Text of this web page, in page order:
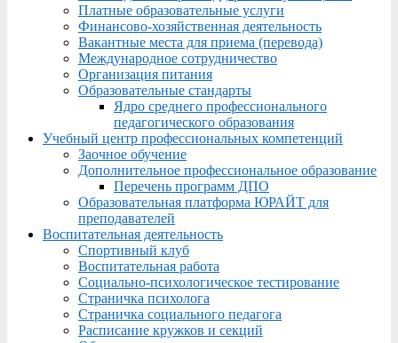
Платные образовательные услуги
Финансово-хозяйственная деятельность
Вакантные места для приема (перевода)
Международное сотрудничество
Организация питания
Образовательные стандарты
Ядро среднего профессионального
педагогического образования
Учебный центр профессиональных компетенций
Заочное обучение
Дополнительное профессиональное образование
Перечень программ ДПО
Образовательная платформа ЮРАЙТ для
преподавателей
Воспитательная деятельность
Спортивный клуб
Воспитательная работа
Социально-психологическое тестирование
Страничка психолога
Страничка социального педагога
Расписание кружков и секций